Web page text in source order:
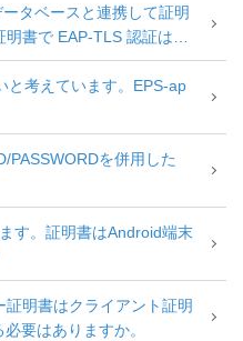
タベースと連携して証明
書で EAP-TLS 認証は可
と考えています。EPS-ap
PASSWORDを併用した
す。証明書はAndroid端末
明書はクライアント証明
要はありますか。